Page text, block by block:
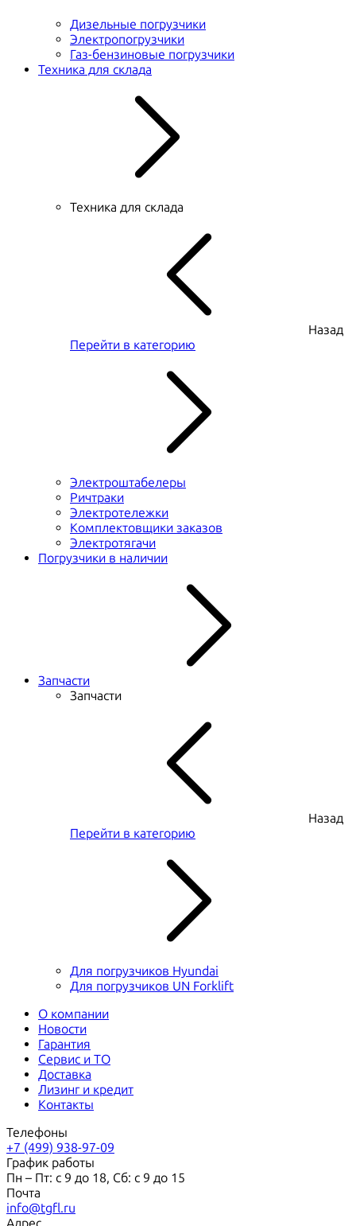
Дизельные погрузчики
Электропогрузчики
Газ-бензиновые погрузчики
Техника для склада
Техника для склада
Назад
Перейти в категорию
Электроштабелеры
Ричтраки
Электротележки
Комплектовщики заказов
Электротягачи
Погрузчики в наличии
Запчасти
Запчасти
Назад
Перейти в категорию
Для погрузчиков Hyundai
Для погрузчиков UN Forklift
О компании
Новости
Гарантия
Сервис и ТО
Доставка
Лизинг и кредит
Контакты
Телефоны
+7 (499) 938-97-09
График работы
Пн – Пт: с 9 до 18, Сб: с 9 до 15
Почта
info@tgfl.ru